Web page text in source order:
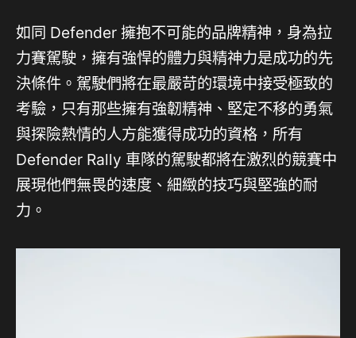
如同 Def​​ender 擁抱不可能的品牌精神，身為拉
力賽駕駛，擁有強悍的體力與精神力是成功的先
決條件。駕駛們將在最嚴苛的環境中接受極致的
考驗，只有那些擁有強韌精神、堅定不移的勇氣
與探險熱情的人方能獲得成功的資格，所有
Defender Rally 車隊的駕駛都將在激烈的競賽中
展現他們無畏的速度、細緻的技巧與堅強的耐
力。